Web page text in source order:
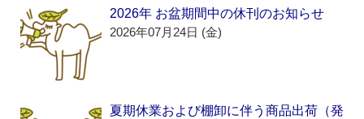
2026年 お盆期間中の休刊のお知らせ
2026年07月24日 (金)
夏期休業および棚卸に伴う商品出荷（発